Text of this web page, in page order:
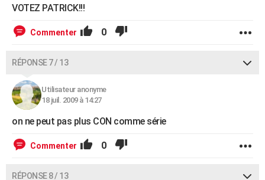
VOTEZ PATRICK!!!
Commenter 0
RÉPONSE 7 / 13
Utilisateur anonyme
18 juil. 2009 à 14:27
on ne peut pas plus CON comme série
Commenter 0
RÉPONSE 8 / 13